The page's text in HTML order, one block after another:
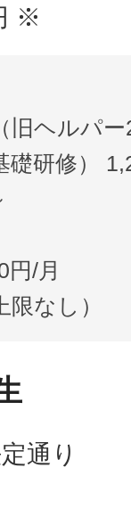
※
旧ヘルパ
礎研修）
円/月
なし）
通り